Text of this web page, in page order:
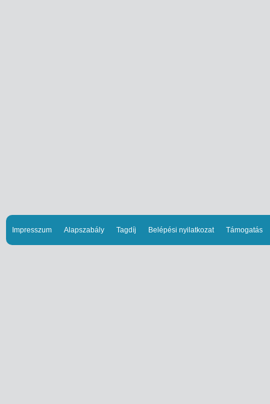
Impresszum Alapszabály Tagdíj Belépési nyilatkozat Támogatás